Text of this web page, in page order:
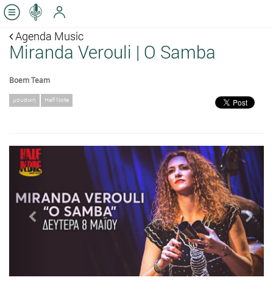
Agenda Music
Miranda Verouli | O Samba
Boem Team
μουσική Half Note
Previous Next